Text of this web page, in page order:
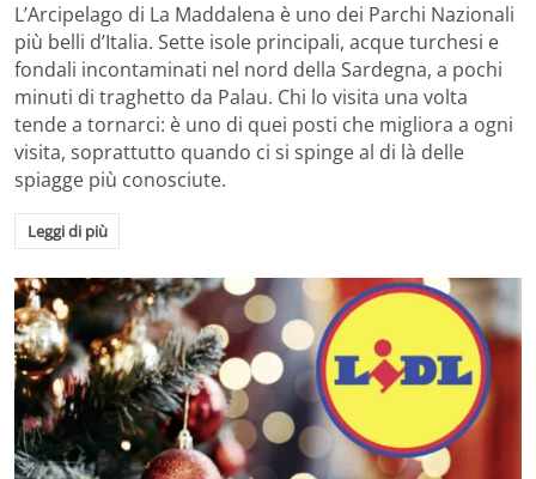
L’Arcipelago di La Maddalena è uno dei Parchi Nazionali
più belli d’Italia. Sette isole principali, acque turchesi e
fondali incontaminati nel nord della Sardegna, a pochi
minuti di traghetto da Palau. Chi lo visita una volta
tende a tornarci: è uno di quei posti che migliora a ogni
visita, soprattutto quando ci si spinge al di là delle
spiagge più conosciute.
Leggi di più